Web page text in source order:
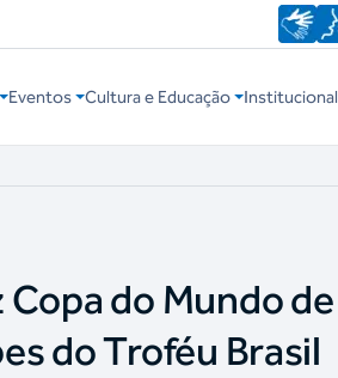
Eventos Cultura e Educação Institucional
do Mundo de
do Troféu Brasil